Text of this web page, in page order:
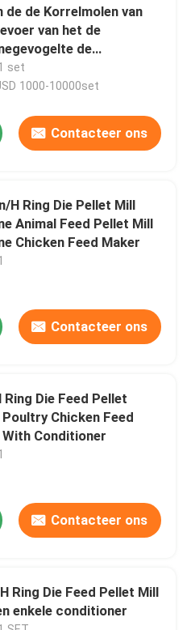
de de Korrelmolen van
van het de
de
die Machine maken
set
1000-10000set
Contacteer ons
H Ring Die Pellet Mill
Animal Feed Pellet Mill
Chicken Feed Maker
Contacteer ons
Die Feed Pellet
Chicken Feed
With Conditioner
Contacteer ons
Ring Die Feed Pellet Mill
enkele conditioner